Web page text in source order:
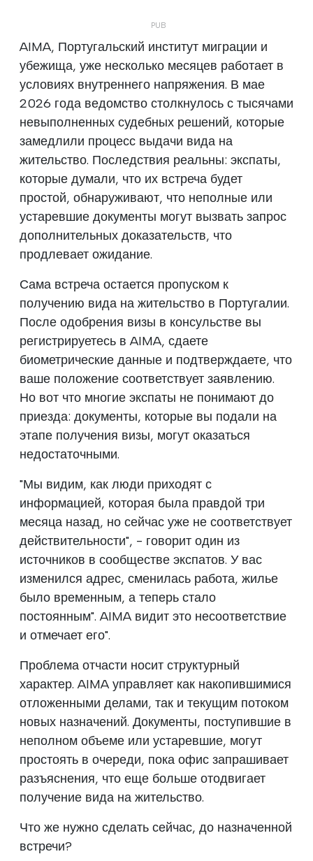
AIMA, Португальский институт миграции и
убежища, уже несколько месяцев работает в
условиях внутреннего напряжения. В мае
2026 года ведомство столкнулось с тысячами
невыполненных судебных решений, которые
замедлили процесс выдачи вида на
жительство. Последствия реальны: экспаты,
которые думали, что их встреча будет
простой, обнаруживают, что неполные или
устаревшие документы могут вызвать запрос
дополнительных доказательств, что
продлевает ожидание.
Сама встреча остается пропуском к
получению вида на жительство в Португалии.
После одобрения визы в консульстве вы
регистрируетесь в AIMA, сдаете
биометрические данные и подтверждаете, что
ваше положение соответствует заявлению.
Но вот что многие экспаты не понимают до
приезда: документы, которые вы подали на
этапе получения визы, могут оказаться
недостаточными.
"Мы видим, как люди приходят с
информацией, которая была правдой три
месяца назад, но сейчас уже не соответствует
действительности", - говорит один из
источников в сообществе экспатов. У вас
изменился адрес, сменилась работа, жилье
было временным, а теперь стало
постоянным". AIMA видит это несоответствие
и отмечает его".
Проблема отчасти носит структурный
характер. AIMA управляет как накопившимися
отложенными делами, так и текущим потоком
новых назначений. Документы, поступившие в
неполном объеме или устаревшие, могут
простоять в очереди, пока офис запрашивает
разъяснения, что еще больше отодвигает
получение вида на жительство.
Что же нужно сделать сейчас, до назначенной
встречи?